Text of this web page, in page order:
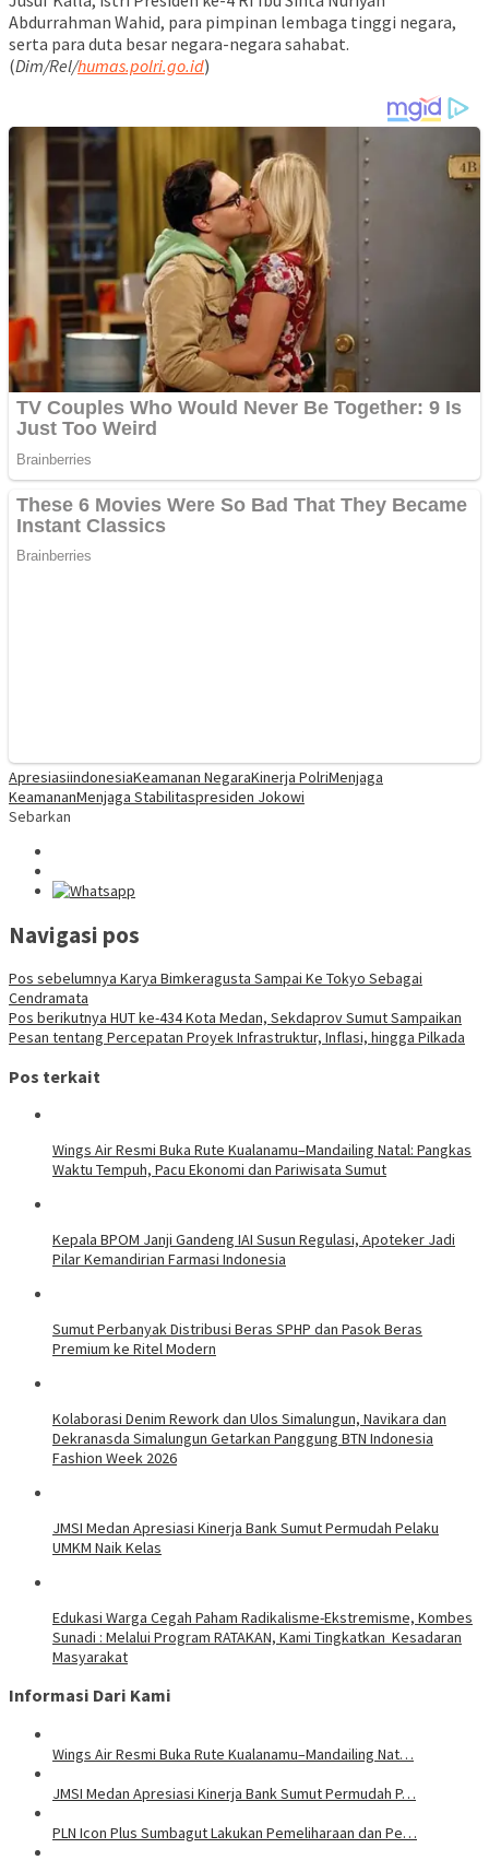
Abdurrahman Wahid, para pimpinan lembaga tinggi negara,
serta para duta besar negara-negara sahabat.
(Dim/Rel/humas.polri.go.id)
ApresiasiindonesiaKeamanan NegaraKinerja PolriMenjaga
KeamananMenjaga Stabilitaspresiden Jokowi
Sebarkan
Navigasi pos
Pos sebelumnya Karya Bimkeragusta Sampai Ke Tokyo Sebagai
Cendramata
Pos berikutnya HUT ke-434 Kota Medan, Sekdaprov Sumut Sampaikan
Pesan tentang Percepatan Proyek Infrastruktur, Inflasi, hingga Pilkada
Pos terkait
Wings Air Resmi Buka Rute Kualanamu–Mandailing Natal: Pangkas
Waktu Tempuh, Pacu Ekonomi dan Pariwisata Sumut
Kepala BPOM Janji Gandeng IAI Susun Regulasi, Apoteker Jadi
Pilar Kemandirian Farmasi Indonesia
Sumut Perbanyak Distribusi Beras SPHP dan Pasok Beras
Premium ke Ritel Modern
Kolaborasi Denim Rework dan Ulos Simalungun, Navikara dan
Dekranasda Simalungun Getarkan Panggung BTN Indonesia
Fashion Week 2026
JMSI Medan Apresiasi Kinerja Bank Sumut Permudah Pelaku
UMKM Naik Kelas
Edukasi Warga Cegah Paham Radikalisme-Ekstremisme, Kombes
Sunadi : Melalui Program RATAKAN, Kami Tingkatkan Kesadaran
Masyarakat
Informasi Dari Kami
Wings Air Resmi Buka Rute Kualanamu–Mandailing Nat…
JMSI Medan Apresiasi Kinerja Bank Sumut Permudah P…
PLN Icon Plus Sumbagut Lakukan Pemeliharaan dan Pe…